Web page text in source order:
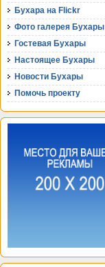
Бухара на Flickr
Фото галерея Бухары
Гостевая Бухары
Настоящее Бухары
Новости Бухары
Помочь проекту